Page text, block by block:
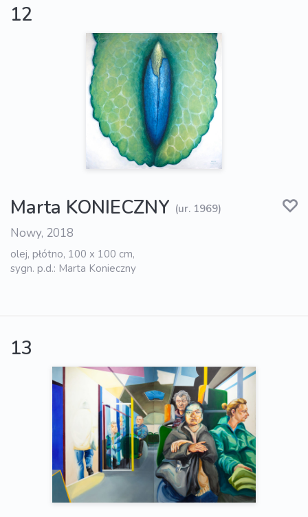
12
Marta KONIECZNY (ur. 1969)
Nowy, 2018
olej, płótno, 100 x 100 cm,
sygn. p.d.: Marta Konieczny
13